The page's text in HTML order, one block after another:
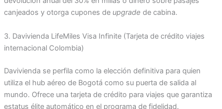
canjeados y otorga cupones de upgrade de cabina.
3. Davivienda LifeMiles Visa Infinite (Tarjeta de crédito viajes
internacional Colombia)
Davivienda se perfila como la elección definitiva para quien
utiliza el hub aéreo de Bogotá como su puerta de salida al
mundo. Ofrece una tarjeta de crédito para viajes que garantiza
estatus élite automático en el programa de fidelidad.